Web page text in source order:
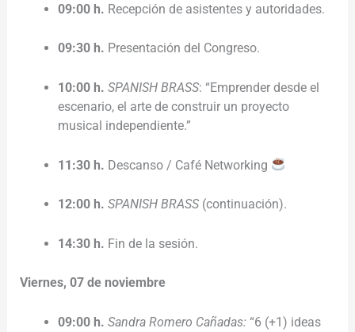
09:00 h. Recepción de asistentes y autoridades.
09:30 h. Presentación del Congreso.
10:00 h. SPANISH BRASS: “Emprender desde el
escenario, el arte de construir un proyecto
musical independiente.”
11:30 h. Descanso / Café Networking
12:00 h. SPANISH BRASS(continuación).
14:30 h. Fin de la sesión.
Viernes, 07 de noviembre
09:00 h. Sandra Romero Cañadas: “6 (+1) ideas